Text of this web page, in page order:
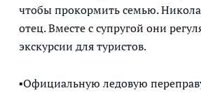
чтобы прокормить семью.
отец. Вместе с супругой они
экскурсии для туристов.
▪Официальную ледовую